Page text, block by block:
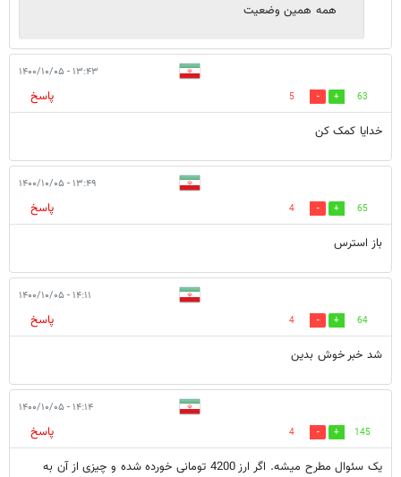
همه همین وضعیت
۱۳:۴۳ - ۱۴۰۰/۱۰/۰۵
63
5
پاسخ
خدایا کمک کن
۱۳:۴۹ - ۱۴۰۰/۱۰/۰۵
65
4
پاسخ
باز استرس
۱۴:۱۱ - ۱۴۰۰/۱۰/۰۵
64
4
پاسخ
شد خبر خوش بدین
۱۴:۱۴ - ۱۴۰۰/۱۰/۰۵
145
4
پاسخ
یک سئوال مطرح میشه. اگر ارز 4200 تومانی خورده شده و چیزی از آن به